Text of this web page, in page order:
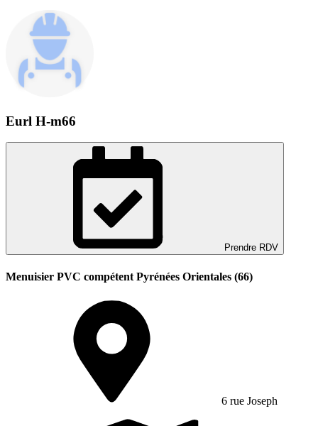
Eurl H-m66
Prendre RDV
Menuisier PVC compétent Pyrénées Orientales (66)
6 rue Joseph